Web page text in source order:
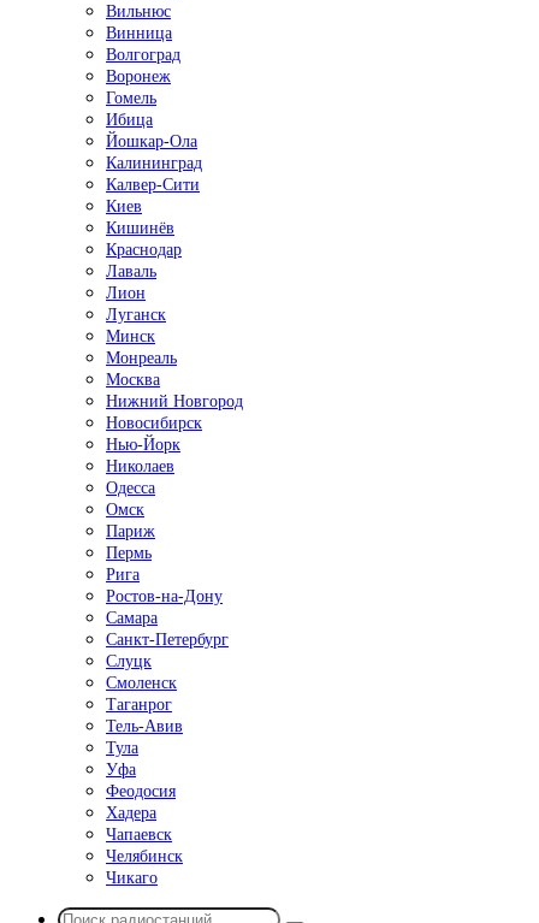
Вильнюс
Винница
Волгоград
Воронеж
Гомель
Ибица
Йошкар-Ола
Калининград
Калвер-Сити
Киев
Кишинёв
Краснодар
Лаваль
Лион
Луганск
Минск
Монреаль
Москва
Нижний Новгород
Новосибирск
Нью-Йорк
Николаев
Одесса
Омск
Париж
Пермь
Рига
Ростов-на-Дону
Самара
Санкт-Петербург
Слуцк
Смоленск
Таганрог
Тель-Авив
Тула
Уфа
Феодосия
Хадера
Чапаевск
Челябинск
Чикаго